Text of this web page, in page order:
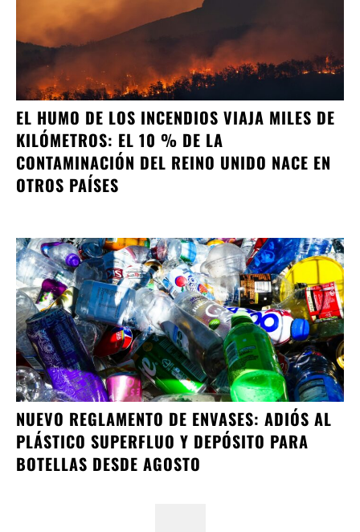
EL HUMO DE LOS INCENDIOS VIAJA MILES DE
KILÓMETROS: EL 10 % DE LA
CONTAMINACIÓN DEL REINO UNIDO NACE EN
OTROS PAÍSES
NUEVO REGLAMENTO DE ENVASES: ADIÓS AL
PLÁSTICO SUPERFLUO Y DEPÓSITO PARA
BOTELLAS DESDE AGOSTO